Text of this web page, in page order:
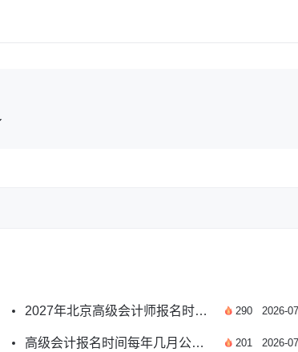
2027年北京高级会计师报名时间预测及报考指南 290 2026-
高级会计报名时间每年几月公布？附2026年安排 201 2026-